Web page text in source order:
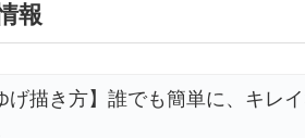
報
げ描き方】誰でも簡単に、キレ